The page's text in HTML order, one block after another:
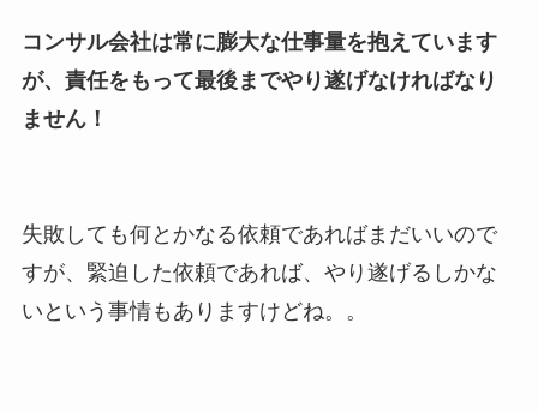
コンサル会社は常に膨大な仕事量を抱えています
が、責任をもって最後までやり遂げなければなり
ません！
失敗しても何とかなる依頼であればまだいいので
すが、緊迫した依頼であれば、やり遂げるしかな
いという事情もありますけどね。。